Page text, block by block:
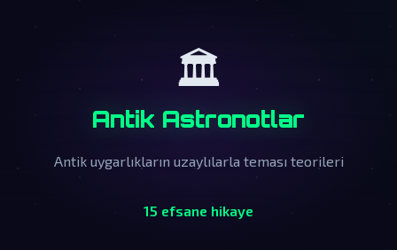
🏛️
Antik Astronotlar
Antik uygarlıkların uzaylılarla teması teorileri
15 efsane hikaye